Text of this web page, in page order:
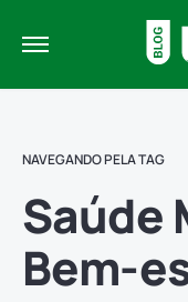
NAVEGANDO PELA TAG
Saúde
Bem-